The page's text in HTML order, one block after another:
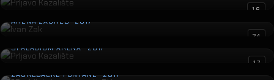
16
Ivan Zak
ARENA ZAGREB · 2017
24
Prljavo Kazalište
SPALADIUM ARENA · 2017
17
25. obljetnica priznanja RH
ZAGREBAČKE FONTANE · 2017